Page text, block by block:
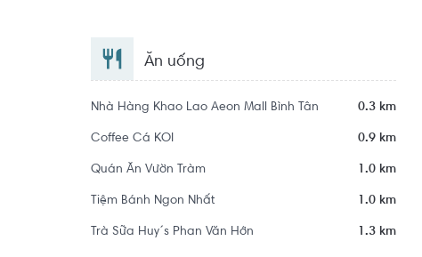
Ăn uống
Nhà Hàng Khao Lao Aeon Mall Bình Tân 0.3 km
Coffee Cá KOI 0.9 km
Quán Ăn Vườn Tràm 1.0 km
Tiệm Bánh Ngon Nhất 1.0 km
Trà Sữa Huy´s Phan Văn Hớn 1.3 km